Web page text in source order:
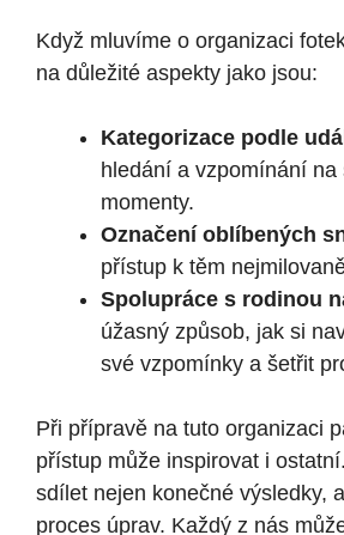
Když mluvíme o organizaci
na důležité aspekty jako jsou:
Kategorizace podle
hledání a vzpomínání na
momenty.
Označení oblíbených
přístup k těm
Spolupráce s rodinou
úžasný způsob, jak si
své vzpomínky a šetřit
Při přípravě na tuto organizaci
přístup může inspirovat i
sdílet nejen konečné výsledky,
proces úprav. Každý z nás